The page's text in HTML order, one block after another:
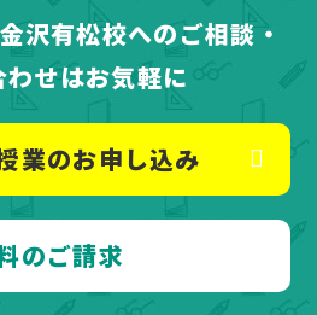
沢有松校へのご相談・
せはお気軽に
業のお申し込み
のご請求